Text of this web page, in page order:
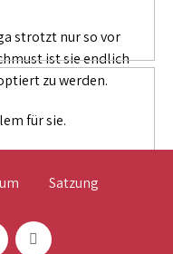
strotzt nur so vor
ist sie endlich
zu werden.
für sie.
Satzung